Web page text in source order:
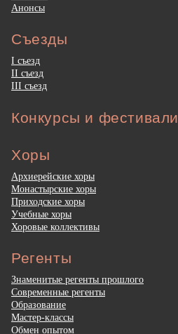
Анонсы
Съезды
I съезд
II съезд
III съезд
Конкурсы и фестивали
Хоры
Архиерейские хоры
Монастырские хоры
Приходские хоры
Учебные хоры
Хоровые коллективы
Регенты
Знаменитые регенты прошлого
Современные регенты
Образование
Мастер-классы
Обмен опытом